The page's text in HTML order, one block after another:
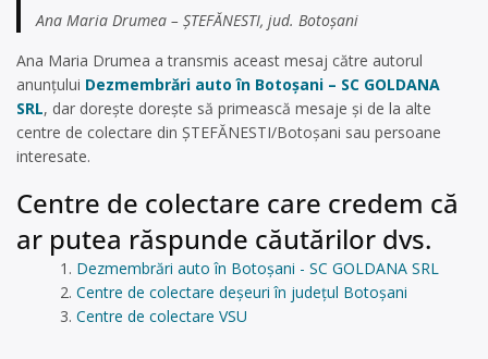
Ana Maria Drumea – ȘTEFĂNESTI, jud. Botoșani
Ana Maria Drumea a transmis aceast mesaj către autorul
anunțului Dezmembrări auto în Botoșani – SC GOLDANA
SRL, dar dorește dorește să primească mesaje și de la alte
centre de colectare din ȘTEFĂNESTI/Botoșani sau persoane
interesate.
Centre de colectare care credem că
ar putea răspunde căutărilor dvs.
Dezmembrări auto în Botoșani - SC GOLDANA SRL
Centre de colectare deșeuri în județul Botoșani
Centre de colectare VSU